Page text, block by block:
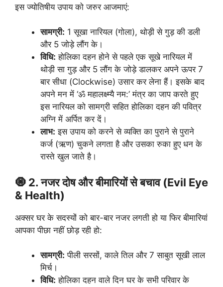
इस ज्योतिषीय उपाय को जरुर आजमाएं:
सामग्री: 1 सूखा नारियल (गोला), थोड़ी से गुड़ की डली
और 5 जोड़े लौंग के।
विधि: होलिका दहन होने से पहले एक सूखे नारियल में
थोड़ी सा गुड़ और 5 लौंग के जोड़े डालकर अपने ऊपर 7
बार सीधा (Clockwise) उसार कर लेना हैं। इसके बाद
अपने मन में ‘ॐ महालक्ष्म्यै नम:’ मंत्र का जाप करते हुए
इस नारियल को सामग्री सहित होलिका दहन की पवित्र
अग्नि में अर्पित कर दें।
लाभ: इस उपाय को करने से व्यक्ति का पुराने से पुराने
कर्ज (ऋण) चुकने लगता है और उसका रुका हुए धन के
रास्ते खुल जाते है।
🧿 2. नजर दोष और बीमारियों से बचाव (Evil Eye
& Health)
अक्सर घर के सदस्यों को बार-बार नजर लगती हो या फिर बीमारियां
आपका पीछा नहीं छोड़ रही हो:
सामग्री: पीली सरसों, काले तिल और 7 साबुत सूखी लाल
मिर्च।
विधि: होलिका दहन वाले दिन घर के सभी परिवार के